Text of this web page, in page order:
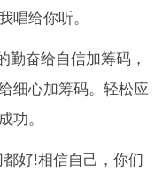
唱给你听。
勤奋给自信加筹码，
细心加筹码。轻松应
功。
好!相信自己，你们